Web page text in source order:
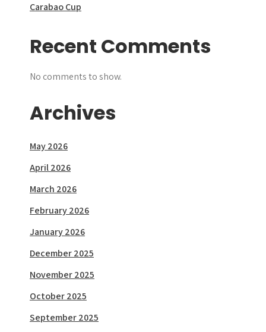
Carabao Cup
Recent Comments
No comments to show.
Archives
May 2026
April 2026
March 2026
February 2026
January 2026
December 2025
November 2025
October 2025
September 2025